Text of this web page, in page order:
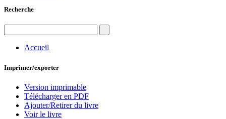
Recherche
Accueil
Imprimer/exporter
Version imprimable
Télécharger en PDF
Ajouter/Retirer du livre
Voir le livre